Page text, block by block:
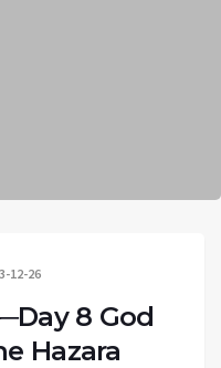
12-26
8 God
Hazara